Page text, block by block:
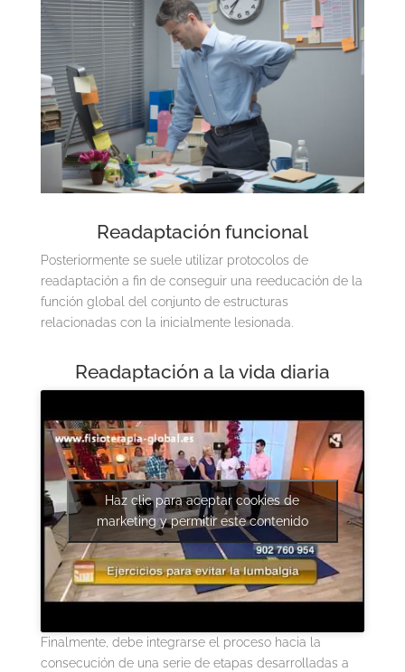
Readaptación funcional
Posteriormente se suele utilizar protocolos de
readaptación a fin de conseguir una reeducación de la
función global del conjunto de estructuras
relacionadas con la inicialmente lesionada.
Readaptación a la vida diaria
Haz clic para aceptar cookies de
marketing y permitir este contenido
Finalmente, debe integrarse el proceso hacia la
consecución de una serie de etapas desarrolladas a